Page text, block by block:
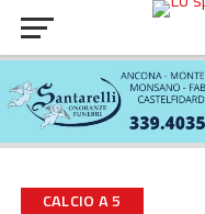
CALCIO A 5